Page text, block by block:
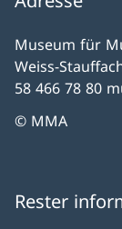
Museum für
Weiss-
58 466 78 80
© MMA
Rester